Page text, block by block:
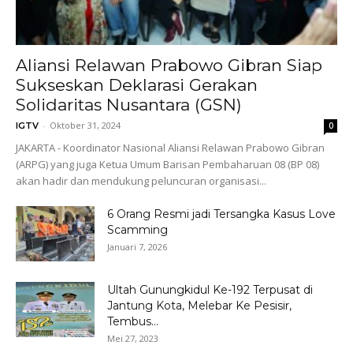
Aliansi Relawan Prabowo Gibran Siap
Sukseskan Deklarasi Gerakan
Solidaritas Nusantara (GSN)
IGTV - Oktober 31, 2024 0
JAKARTA - Koordinator Nasional Aliansi Relawan Prabowo Gibran
(ARPG) yang juga Ketua Umum Barisan Pembaharuan 08 (BP 08)
akan hadir dan mendukung peluncuran organisasi...
6 Orang Resmi jadi Tersangka Kasus Love
Scamming
Januari 7, 2026
Ultah Gunungkidul Ke-192 Terpusat di
Jantung Kota, Melebar Ke Pesisir,
Tembus...
Mei 27, 2023